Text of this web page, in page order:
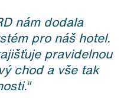
nám dodala
pro náš hotel.
pravidelnou
chod a vše tak